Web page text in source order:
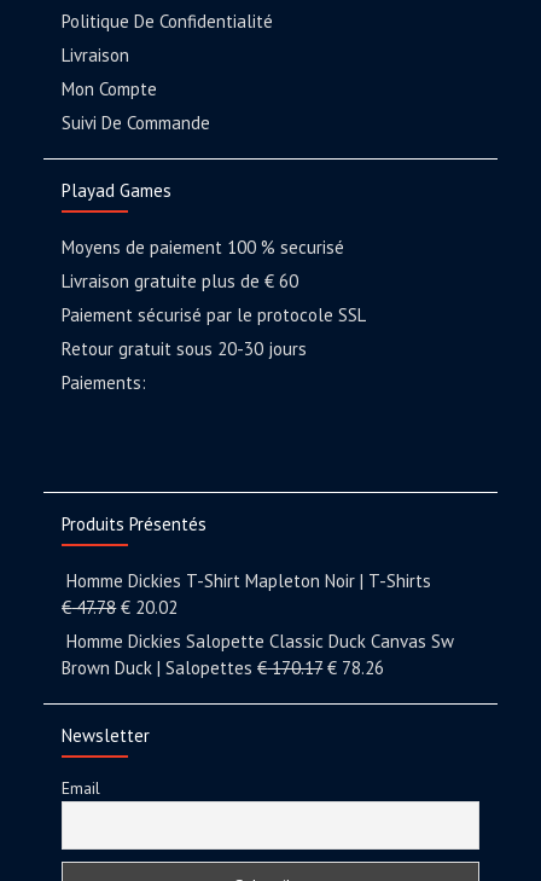
Politique De Confidentialité
Livraison
Mon Compte
Suivi De Commande
Playad Games
Moyens de paiement 100 % securisé
Livraison gratuite plus de € 60
Paiement sécurisé par le protocole SSL
Retour gratuit sous 20-30 jours
Paiements:
Produits Présentés
Homme Dickies T-Shirt Mapleton Noir | T-Shirts
€47.78 € 20.02
Homme Dickies Salopette Classic Duck Canvas Sw
Brown Duck | Salopettes €170.17 € 78.26
Newsletter
Email